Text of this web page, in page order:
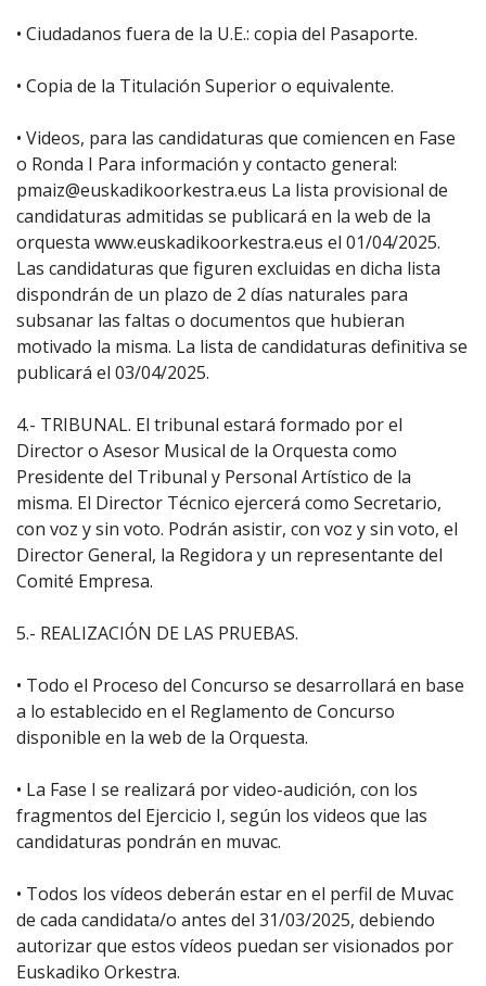
• Ciudadanos fuera de la U.E.: copia del Pasaporte.
• Copia de la Titulación Superior o equivalente.
• Videos, para las candidaturas que comiencen en Fase
o Ronda I Para información y contacto general:
pmaiz@euskadikoorkestra.eus La lista provisional de
candidaturas admitidas se publicará en la web de la
orquesta www.euskadikoorkestra.eus el 01/04/2025.
Las candidaturas que figuren excluidas en dicha lista
dispondrán de un plazo de 2 días naturales para
subsanar las faltas o documentos que hubieran
motivado la misma. La lista de candidaturas definitiva se
publicará el 03/04/2025.
4.- TRIBUNAL. El tribunal estará formado por el
Director o Asesor Musical de la Orquesta como
Presidente del Tribunal y Personal Artístico de la
misma. El Director Técnico ejercerá como Secretario,
con voz y sin voto. Podrán asistir, con voz y sin voto, el
Director General, la Regidora y un representante del
Comité Empresa.
5.- REALIZACIÓN DE LAS PRUEBAS.
• Todo el Proceso del Concurso se desarrollará en base
a lo establecido en el Reglamento de Concurso
disponible en la web de la Orquesta.
• La Fase I se realizará por video-audición, con los
fragmentos del Ejercicio I, según los videos que las
candidaturas pondrán en muvac.
• Todos los vídeos deberán estar en el perfil de Muvac
de cada candidata/o antes del 31/03/2025, debiendo
autorizar que estos vídeos puedan ser visionados por
Euskadiko Orkestra.